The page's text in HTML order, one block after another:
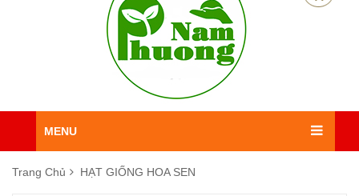
MENU
Trang Chủ HẠT GIỐNG HOA SEN